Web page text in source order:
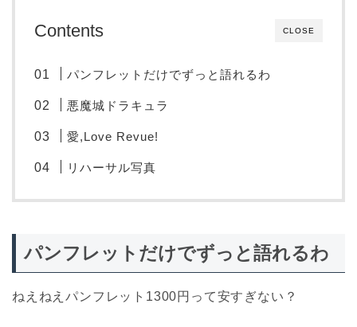
CLOSE
Contents
パンフレットだけでずっと語れるわ
悪魔城ドラキュラ
愛,Love Revue!
リハーサル写真
パンフレットだけでずっと語れるわ
ねえねえパンフレット1300円って安すぎない？